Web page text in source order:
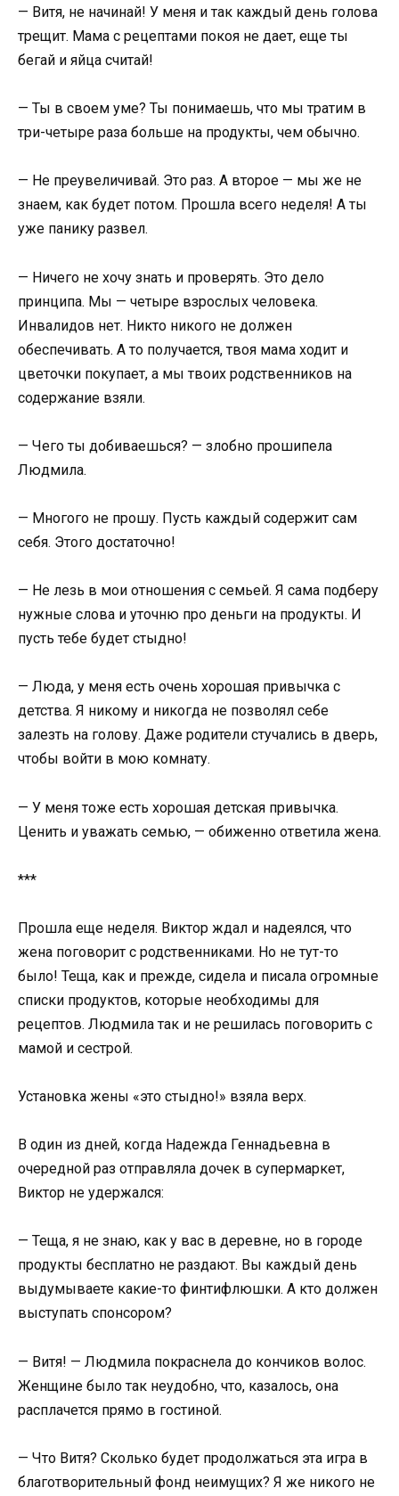
— Витя, не начинай! У меня и так каждый день голова
трещит. Мама с рецептами покоя не дает, еще ты
бегай и яйца считай!
— Ты в своем уме? Ты понимаешь, что мы тратим в
три-четыре раза больше на продукты, чем обычно.
— Не преувеличивай. Это раз. А второе — мы же не
знаем, как будет потом. Прошла всего неделя! А ты
уже панику развел.
— Ничего не хочу знать и проверять. Это дело
принципа. Мы — четыре взрослых человека.
Инвалидов нет. Никто никого не должен
обеспечивать. А то получается, твоя мама ходит и
цветочки покупает, а мы твоих родственников на
содержание взяли.
— Чего ты добиваешься? — злобно прошипела
Людмила.
— Многого не прошу. Пусть каждый содержит сам
себя. Этого достаточно!
— Не лезь в мои отношения с семьей. Я сама подберу
нужные слова и уточню про деньги на продукты. И
пусть тебе будет стыдно!
— Люда, у меня есть очень хорошая привычка с
детства. Я никому и никогда не позволял себе
залезть на голову. Даже родители стучались в дверь,
чтобы войти в мою комнату.
— У меня тоже есть хорошая детская привычка.
Ценить и уважать семью, — обиженно ответила жена.
***
Прошла еще неделя. Виктор ждал и надеялся, что
жена поговорит с родственниками. Но не тут-то
было! Теща, как и прежде, сидела и писала огромные
списки продуктов, которые необходимы для
рецептов. Людмила так и не решилась поговорить с
мамой и сестрой.
Установка жены «это стыдно!» взяла верх.
В один из дней, когда Надежда Геннадьевна в
очередной раз отправляла дочек в супермаркет,
Виктор не удержался:
— Теща, я не знаю, как у вас в деревне, но в городе
продукты бесплатно не раздают. Вы каждый день
выдумываете какие-то финтифлюшки. А кто должен
выступать спонсором?
— Витя! — Людмила покраснела до кончиков волос.
Женщине было так неудобно, что, казалось, она
расплачется прямо в гостиной.
— Что Витя? Сколько будет продолжаться эта игра в
благотворительный фонд неимущих? Я же никого не